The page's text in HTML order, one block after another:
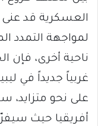
العسكرية قد
لمواجهة التمدد
ناحية أخرى، فإن
غربياً جديداً في
على نحو
أفريقيا حيث